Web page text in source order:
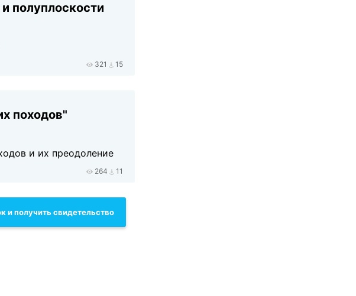
полуплоскости
321 15
походов"
и их преодоление
264 11
и получить свидетельство